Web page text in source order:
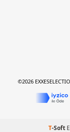
©2026
T-Soft